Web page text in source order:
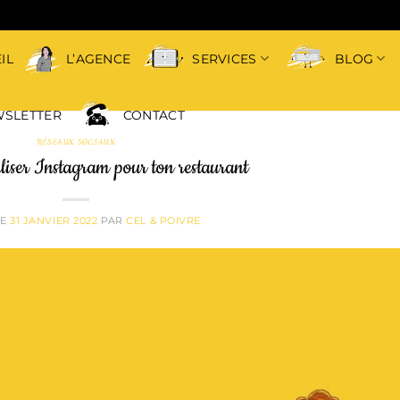
L’AGENCE SERVICES BLOG
CONTACT
RÉSEAUX SOCIAUX
Instagram pour ton restaurant
31 JANVIER 2022 PARCEL & POIVRE